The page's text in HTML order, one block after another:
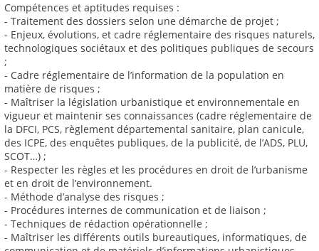
Compétences et aptitudes requises :
- Traitement des dossiers selon une démarche de projet ;
- Enjeux, évolutions, et cadre réglementaire des risques naturels,
technologiques sociétaux et des politiques publiques de secours
;
- Cadre réglementaire de l’information de la population en
matière de risques ;
- Maîtriser la législation urbanistique et environnementale en
vigueur et maintenir ses connaissances (cadre réglementaire de
la DFCI, PCS, règlement départemental sanitaire, plan canicule,
des ICPE, des enquêtes publiques, de la publicité, de l’ADS, PLU,
SCOT…) ;
- Respecter les règles et les procédures en droit de l’urbanisme
et en droit de l’environnement.
- Méthode d’analyse des risques ;
- Procédures internes de communication et de liaison ;
- Techniques de rédaction opérationnelle ;
- Maîtriser les différents outils bureautiques, informatiques, de